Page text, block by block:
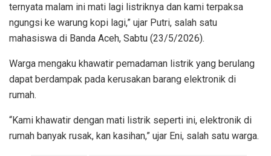
ternyata malam ini mati lagi listriknya dan kami terpaksa
ngungsi ke warung kopi lagi,” ujar Putri, salah satu
mahasiswa di Banda Aceh, Sabtu (23/5/2026).
Warga mengaku khawatir pemadaman listrik yang berulang
dapat berdampak pada kerusakan barang elektronik di
rumah.
“Kami khawatir dengan mati listrik seperti ini, elektronik di
rumah banyak rusak, kan kasihan,” ujar Eni, salah satu warga.